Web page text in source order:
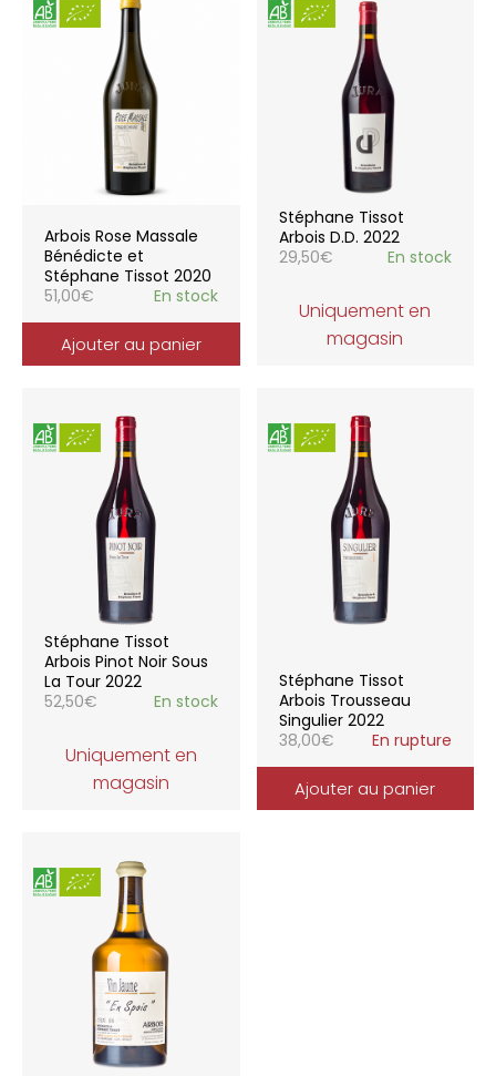
Arbois Rose Massale
Bénédicte et
Stéphane Tissot 2020
51,00€ En stock
Ajouter au panier
Stéphane Tissot
Arbois D.D. 2022
29,50€ En stock
Uniquement en
magasin
Stéphane Tissot
Arbois Pinot Noir Sous
La Tour 2022
52,50€ En stock
Uniquement en
magasin
Stéphane Tissot
Arbois Trousseau
Singulier 2022
38,00€ En rupture
Ajouter au panier